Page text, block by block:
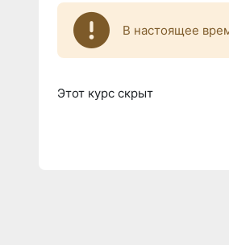
В настоящее
Этот курс скрыт